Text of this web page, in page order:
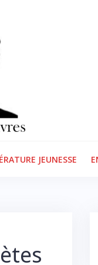
JEUNESSE